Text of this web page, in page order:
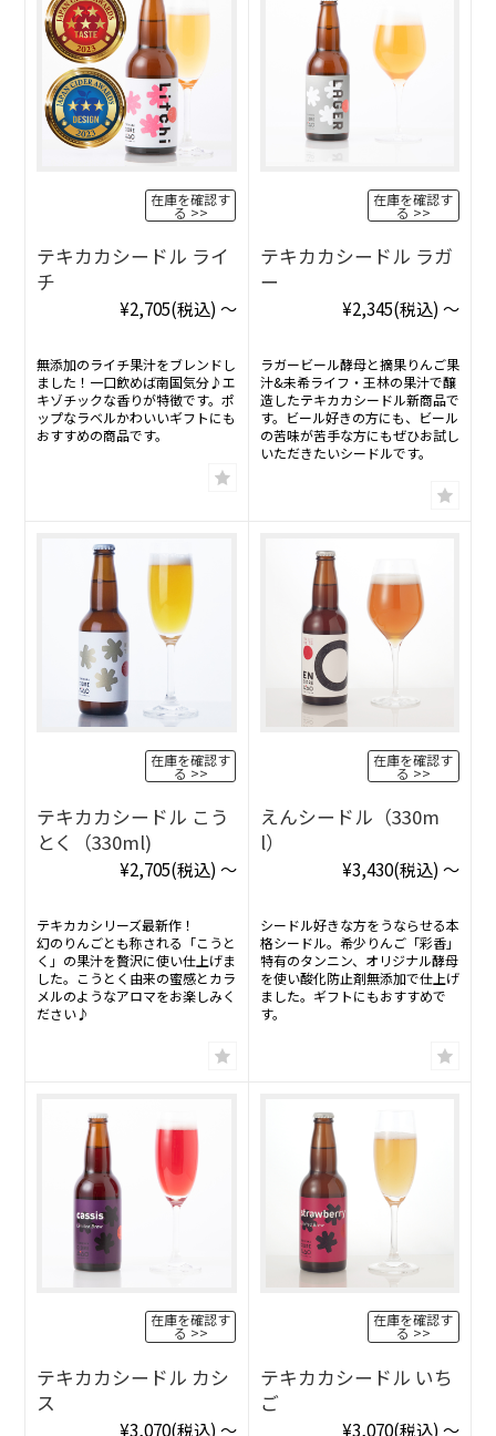
在庫を確認す
る
テキカカシードル ライ
チ
¥2,705(税込) ～
無添加のライチ果汁をブレンドし
ました！一口飲めば南国気分♪エ
キゾチックな香りが特徴です。ポ
ップなラベルかわいいギフトにも
おすすめの商品です。
在庫を確認す
る
テキカカシードル ラガ
ー
¥2,345(税込) ～
ラガービール酵母と摘果りんご果
汁&未希ライフ・王林の果汁で醸
造したテキカカシードル新商品で
す。ビール好きの方にも、ビール
の苦味が苦手な方にもぜひお試し
いただきたいシードルです。
在庫を確認す
る
テキカカシードル こう
とく（330ml)
¥2,705(税込) ～
テキカカシリーズ最新作！
幻のりんごとも称される「こうと
く」の果汁を贅沢に使い仕上げま
した。こうとく由来の蜜感とカラ
メルのようなアロマをお楽しみく
ださい♪
在庫を確認す
る
えんシードル（330m
l）
¥3,430(税込) ～
シードル好きな方をうならせる本
格シードル。希少りんご「彩香」
特有のタンニン、オリジナル酵母
を使い酸化防止剤無添加で仕上げ
ました。ギフトにもおすすめで
す。
在庫を確認す
る
テキカカシードル カシ
ス
¥3,070(税込) ～
在庫を確認す
る
テキカカシードル いち
ご
¥3,070(税込) ～